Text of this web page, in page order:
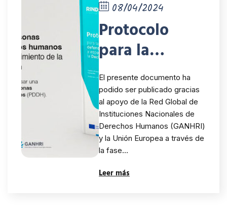
08/04/2024
Protocolo
para la
defensa de las
personas
defensoras de
los derechos
humanos y
espacio cívico
El presente documento ha
podido ser publicado gracias
al apoyo de la Red Global de
Instituciones Nacionales de
Derechos Humanos (GANHRI)
y la Unión Europea a través de
la fase…
Leer más